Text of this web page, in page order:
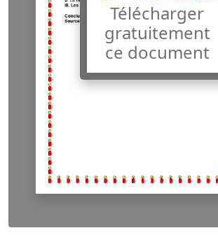
Télécharger
gratuitement
ce document